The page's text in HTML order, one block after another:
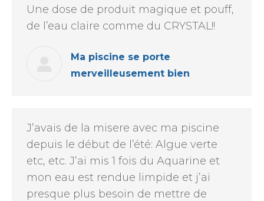
Une dose de produit magique et pouff,
de l’eau claire comme du CRYSTAL!!
Ma piscine se porte
merveilleusement bien
J’avais de la misere avec ma piscine
depuis le début de l’été: Algue verte
etc, etc. J’ai mis 1 fois du Aquarine et
mon eau est rendue limpide et j’ai
presque plus besoin de mettre de